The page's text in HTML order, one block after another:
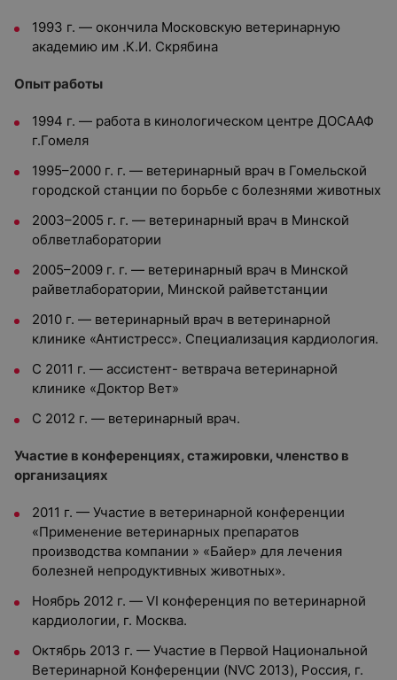
1993 г. — окончила Московскую ветеринарную
академию им .К.И. Скрябина
Опыт работы
1994 г. — работа в кинологическом центре ДОСААФ
г.Гомеля
1995–2000 г. г. — ветеринарный врач в Гомельской
городской станции по борьбе с болезнями животных
2003–2005 г. г. — ветеринарный врач в Минской
облветлаборатории
2005–2009 г. г. — ветеринарный врач в Минской
райветлаборатории, Минской райветстанции
2010 г. — ветеринарный врач в ветеринарной
клинике «Антистресс». Специализация кардиология.
С 2011 г. — ассистент- ветврача ветеринарной
клинике «Доктор Вет»
С 2012 г. — ветеринарный врач.
Участие в конференциях, стажировки, членство в
организациях
2011 г. — Участие в ветеринарной конференции
«Применение ветеринарных препаратов
производства компании » «Байер» для лечения
болезней непродуктивных животных».
Ноябрь 2012 г. — VI конференция по ветеринарной
кардиологии, г. Москва.
Октябрь 2013 г. — Участие в Первой Национальной
Ветеринарной Конференции (NVC 2013), Россия, г.